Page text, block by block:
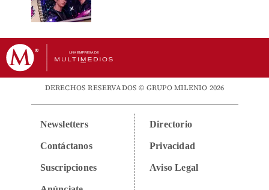
DERECHOS RESERVADOS © GRUPO MILENIO 2026
Newsletters
Contáctanos
Suscripciones
Directorio
Privacidad
Aviso Legal